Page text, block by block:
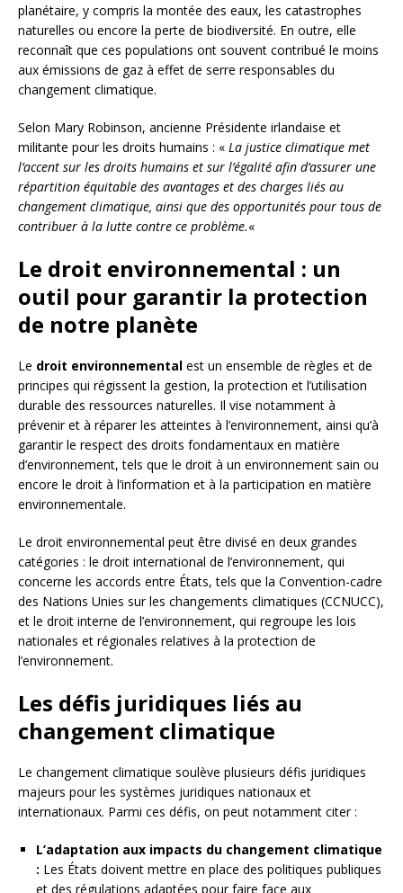
planétaire, y compris la montée des eaux, les catastrophes
naturelles ou encore la perte de biodiversité. En outre, elle
reconnaît que ces populations ont souvent contribué le moins
aux émissions de gaz à effet de serre responsables du
changement climatique.
Selon Mary Robinson, ancienne Présidente irlandaise et
militante pour les droits humains : « La justice climatique met
l’accent sur les droits humains et sur l’égalité afin d’assurer une
répartition équitable des avantages et des charges liés au
changement climatique, ainsi que des opportunités pour tous de
contribuer à la lutte contre ce problème.«
Le droit environnemental : un
outil pour garantir la protection
de notre planète
Le droit environnemental est un ensemble de règles et de
principes qui régissent la gestion, la protection et l’utilisation
durable des ressources naturelles. Il vise notamment à
prévenir et à réparer les atteintes à l’environnement, ainsi qu’à
garantir le respect des droits fondamentaux en matière
d’environnement, tels que le droit à un environnement sain ou
encore le droit à l’information et à la participation en matière
environnementale.
Le droit environnemental peut être divisé en deux grandes
catégories : le droit international de l’environnement, qui
concerne les accords entre États, tels que la Convention-cadre
des Nations Unies sur les changements climatiques (CCNUCC),
et le droit interne de l’environnement, qui regroupe les lois
nationales et régionales relatives à la protection de
l’environnement.
Les défis juridiques liés au
changement climatique
Le changement climatique soulève plusieurs défis juridiques
majeurs pour les systèmes juridiques nationaux et
internationaux. Parmi ces défis, on peut notamment citer :
L’adaptation aux impacts du changement climatique
: Les États doivent mettre en place des politiques publiques
et des régulations adaptées pour faire face aux